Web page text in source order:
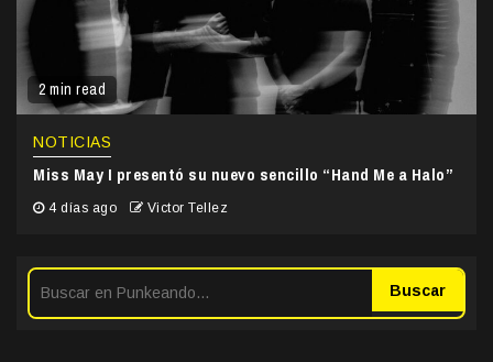
2 min read
NOTICIAS
Miss May I presentó su nuevo sencillo “Hand Me a Halo”
4 días ago Victor Tellez
Buscar